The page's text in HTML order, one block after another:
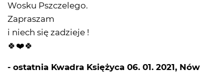
Wosku Pszczelego.
Zapraszam
i niech się zadzieje !
🍀❤️🍀
- ostatnia Kwadra Księżyca 06. 01. 2021, Nów